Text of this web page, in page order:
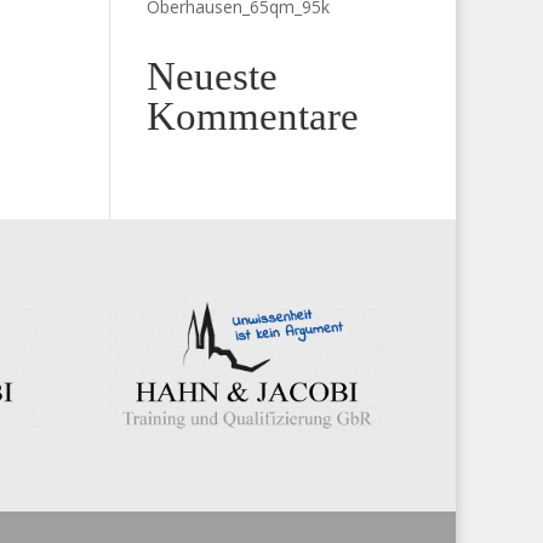
Oberhausen_65qm_95k
Neueste
Kommentare